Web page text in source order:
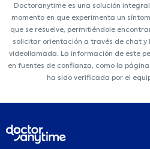
Doctoranytime es una solución
momento en que experimenta un
que se resuelve, permitiéndole
solicitar orientación a través de chat
videollamada. La información de este
en fuentes de confianza, como la
ha sido verificada por el